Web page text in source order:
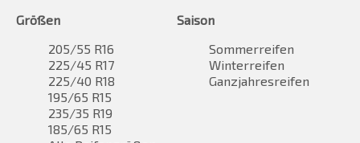
Größen
205/55 R16
225/45 R17
225/40 R18
195/65 R15
235/35 R19
185/65 R15
Saison
Sommerreifen
Winterreifen
Ganzjahresreifen